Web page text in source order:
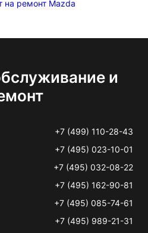
на ремонт Mazda
и
+7 (499) 110-28-43
+7 (495) 023-10-01
+7 (495) 032-08-22
+7 (495) 162-90-81
+7 (495) 085-74-61
+7 (495) 989-21-31